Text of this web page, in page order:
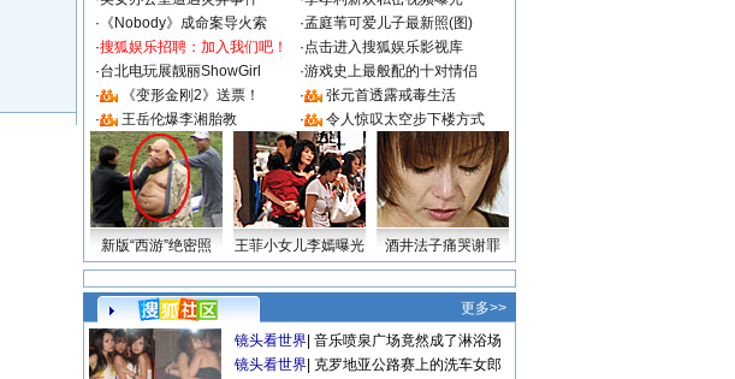
· 《Nobody》成命案导火索 ·孟庭苇可爱儿子最新照(图)
·搜狐娱乐招聘：加入我们吧！ ·点击进入搜狐娱乐影视库
·台北电玩展靓丽ShowGirl ·游戏史上最般配的十对情侣
·
《变形金刚2》送票！ ·
张元首透露戒毒生活
·
王岳伦爆李湘胎教 · 令人惊叹太空步下楼方式
新版“西游”绝密照 王菲小女儿李嫣曝光 酒井法子痛哭谢罪
更多>>
镜头看世界 音乐喷泉广场竟然成了淋浴场
镜头看世界 克罗地亚公路赛上的洗车女郎